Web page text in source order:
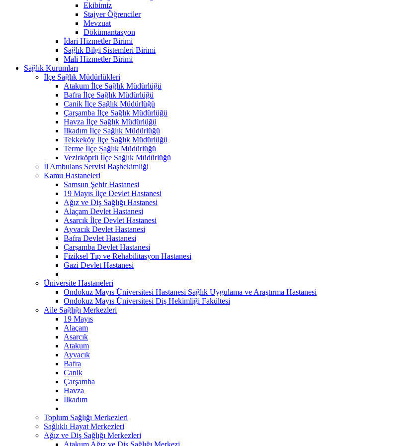
Ekibimiz
Stajyer Öğrenciler
Mevzuat
Dökümantasyon
İdari Hizmetler Birimi
Sağlık Bilgi Sistemleri Birimi
Mali Hizmetler Birimi
Sağlık Kurumları
İlçe Sağlık Müdürlükleri
Atakum İlçe Sağlık Müdürlüğü
Bafra İlçe Sağlık Müdürlüğü
Canik İlçe Sağlık Müdürlüğü
Çarşamba İlçe Sağlık Müdürlüğü
Havza İlçe Sağlık Müdürlüğü
İlkadım İlçe Sağlık Müdürlüğü
Tekkeköy İlçe Sağlık Müdürlüğü
Terme İlçe Sağlık Müdürlüğü
Vezirköprü İlçe Sağlık Müdürlüğü
İl Ambulans Servisi Başhekimliği
Kamu Hastaneleri
Samsun Şehir Hastanesi
19 Mayıs İlçe Devlet Hastanesi
Ağız ve Diş Sağlığı Hastanesi
Alaçam Devlet Hastanesi
Asarcık İlçe Devlet Hastanesi
Ayvacık Devlet Hastanesi
Bafra Devlet Hastanesi
Çarşamba Devlet Hastanesi
Fiziksel Tıp ve Rehabilitasyon Hastanesi
Gazi Devlet Hastanesi
Üniversite Hastaneleri
Ondokuz Mayıs Üniversitesi Hastanesi Sağlık Uygulama ve Araştırma Hastanesi
Ondokuz Mayıs Üniversitesi Diş Hekimliği Fakültesi
Aile Sağlığı Merkezleri
19 Mayıs
Alaçam
Asarcık
Atakum
Ayvacık
Bafra
Canik
Çarşamba
Havza
İlkadım
Toplum Sağlığı Merkezleri
Sağlıklı Hayat Merkezleri
Ağız ve Diş Sağlığı Merkezleri
Atakum Ağız ve Diş Sağlığı Merkezi